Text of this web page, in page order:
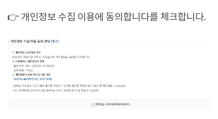
👉 개인정보 수집 이용에 동의합니다를 체크합니다.